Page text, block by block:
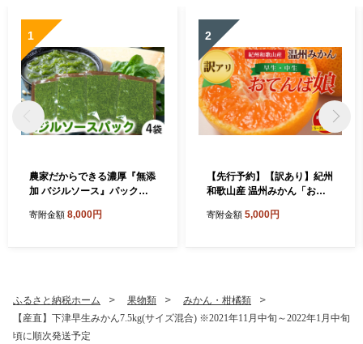
1
農家だからできる濃厚『無添
加 バジルソース』パック入
寄附金額 8,000円
2
【先行予約】【訳あり】紀州
和歌山産 温州みかん「おて
～2L サイズ混合（早生・中
寄附金額 5,000円
ふるさと納税ホーム 果物類
みかん・柑橘類
【産直】下津早生みかん7.5kg(サイズ混合) ※2021年11月中旬～2022年1月中旬
頃に順次発送予定